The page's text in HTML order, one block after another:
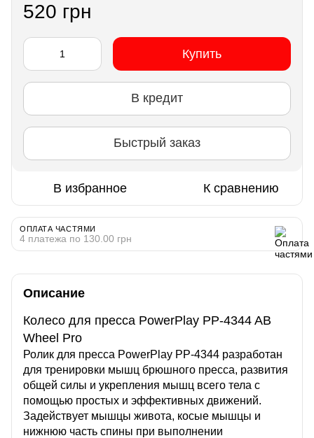
520 грн
Купить
В кредит
Быстрый заказ
В избранное К сравнению
ОПЛАТА ЧАСТЯМИ
4 платежа по 130.00 грн
Описание
Колесо для пресса PowerPlay PP-4344 AB
Wheel Pro
Ролик для пресса PowerPlay PP-4344 разработан
для тренировки мышц брюшного пресса, развития
общей силы и укрепления мышц всего тела с
помощью простых и эффективных движений.
Задействует мышцы живота, косые мышцы и
нижнюю часть спины при выполнении